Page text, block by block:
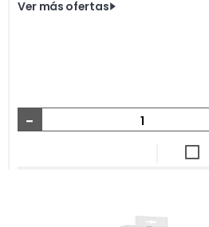
Ver más ofertas
-